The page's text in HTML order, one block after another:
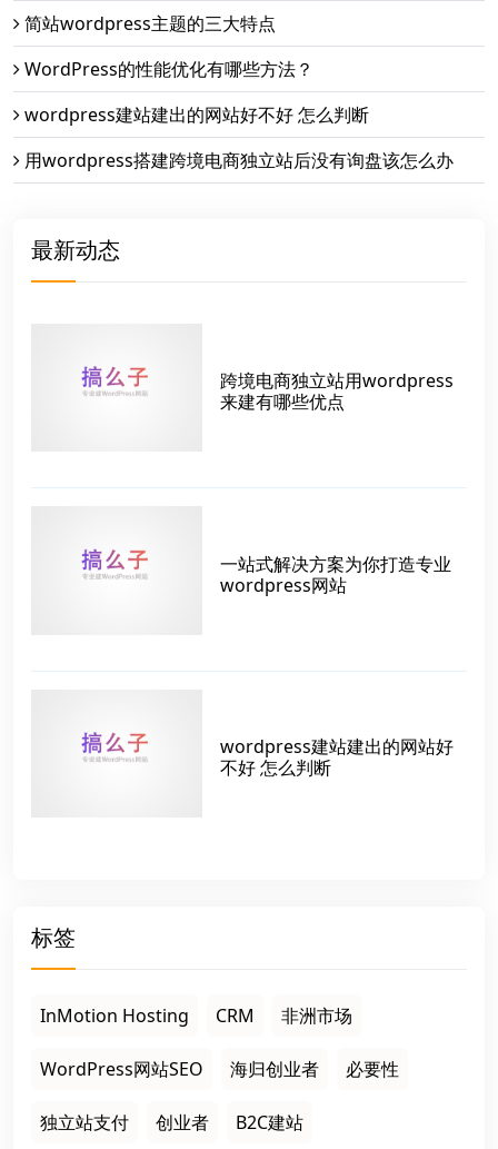
简站wordpress主题的三大特点
WordPress的性能优化有哪些方法？
wordpress建站建出的网站好不好 怎么判断
用wordpress搭建跨境电商独立站后没有询盘该怎么办
最新动态
跨境电商独立站用wordpress
来建有哪些优点
一站式解决方案为你打造专业
wordpress网站
wordpress建站建出的网站好
不好 怎么判断
标签
InMotion Hosting CRM 非洲市场
WordPress网站SEO 海归创业者 必要性
独立站支付 创业者 B2C建站